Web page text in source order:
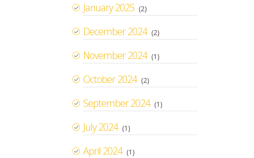
January 2025 (2)
December 2024 (2)
November 2024 (1)
October 2024 (2)
September 2024 (1)
July 2024 (1)
April 2024 (1)